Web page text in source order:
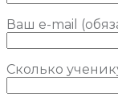
Ваш e-mail
Сколько